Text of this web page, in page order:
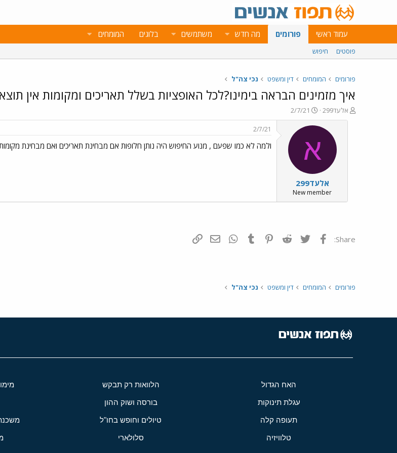
עמוד ראשי פורומים מה חדש משתמשים בלוגים המומחים
פוסטים חיפוש
פורומים המומחים דין ומשפט נכי צה"ל
איך מזמינים הבראה בימינו?לכל האופציות בשלל תאריכים ומקומות אין
פ
ו
אלעד299
פ
ו
ר
ם
ב
א
ר
י
ך
2/7/21
א
אלעד299
New member
2/7/21
ולמה לא כמו שפעם , מנוע החיפוש היה נותן חלופות אם מבחינת תאריכים ואם מבחינת
Share: פייסבוק Twitter
Reddit
Pinterest
Tumblr
WhatsAppדואר אלקטרוני
פורומים המומחים דין ומשפט נכי צה"ל
האח הגדול הלוואות רק תבקש
עגלת תינוקות בורסה ושוק ההון
תעופה קלה טיולים וחופש בחו"ל
טלוויזיה סלולארי